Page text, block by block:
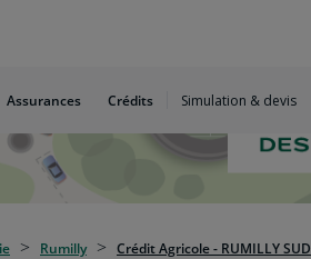
Assurances Crédits Simulation & devis
Rumilly Crédit Agricole - RUMILLY SUD